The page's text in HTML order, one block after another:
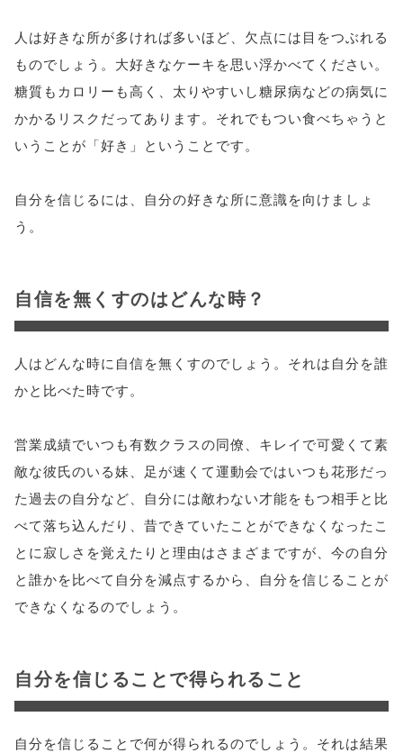
人は好きな所が多ければ多いほど、欠点には目をつぶれる
ものでしょう。大好きなケーキを思い浮かべてください。
糖質もカロリーも高く、太りやすいし糖尿病などの病気に
かかるリスクだってあります。それでもつい食べちゃうと
いうことが「好き」ということです。
自分を信じるには、自分の好きな所に意識を向けましょ
う。
自信を無くすのはどんな時？
人はどんな時に自信を無くすのでしょう。それは自分を誰
かと比べた時です。
営業成績でいつも有数クラスの同僚、キレイで可愛くて素
敵な彼氏のいる妹、足が速くて運動会ではいつも花形だっ
た過去の自分など、自分には敵わない才能をもつ相手と比
べて落ち込んだり、昔できていたことができなくなったこ
とに寂しさを覚えたりと理由はさまざまですが、今の自分
と誰かを比べて自分を減点するから、自分を信じることが
できなくなるのでしょう。
自分を信じることで得られること
自分を信じることで何が得られるのでしょう。それは結果